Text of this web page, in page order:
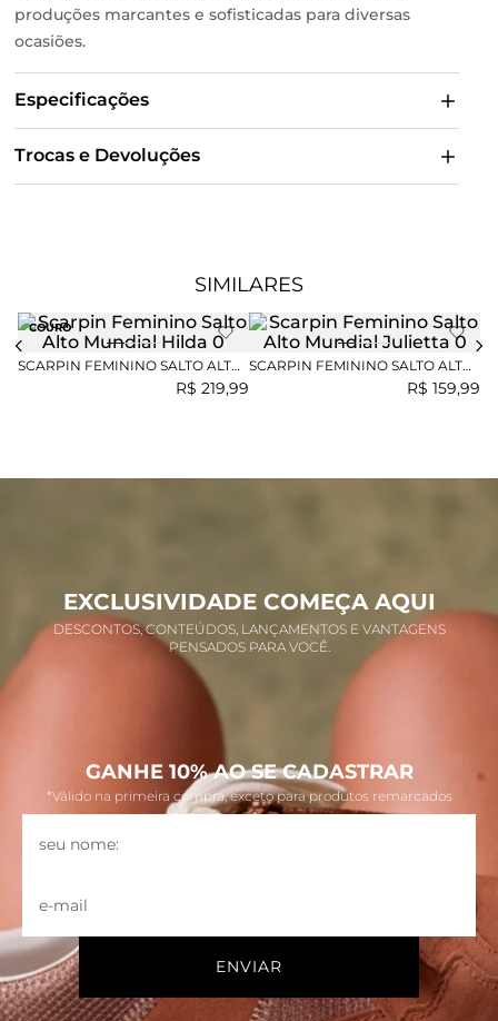
produções marcantes e sofisticadas para diversas
ocasiões.
Especificações
Trocas e Devoluções
SIMILARES
COURO
SCARPIN FEMININO SALTO ALTO
R$ 219,99
SCARPIN FEMININO SALTO ALTO
R$ 159,99
EXCLUSIVIDADE COMEÇA AQUI
DESCONTOS, CONTEÚDOS, LANÇAMENTOS E VANTAGENS
PENSADOS PARA VOCÊ.
GANHE 10% AO SE CADASTRAR
*Válido na primeira compra, exceto para produtos remarcados